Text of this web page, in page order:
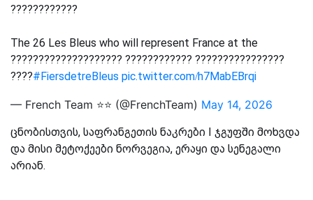
????????????
The 26 Les Bleus who will represent France at the
???????????????????? ???????????? ????????????????
????#FiersdetreBleus pic.twitter.com/h7MabEBrqi
— French Team ⭐⭐ (@FrenchTeam) May 14, 2026
ცნობისთვის, საფრანგეთის ნაკრები I ჯგუფში მოხვდა
და მისი მეტოქეები ნორვეგია, ერაყი და სენეგალი
არიან.